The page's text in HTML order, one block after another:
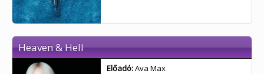
Heaven & Hell
Előadó:Ava Max